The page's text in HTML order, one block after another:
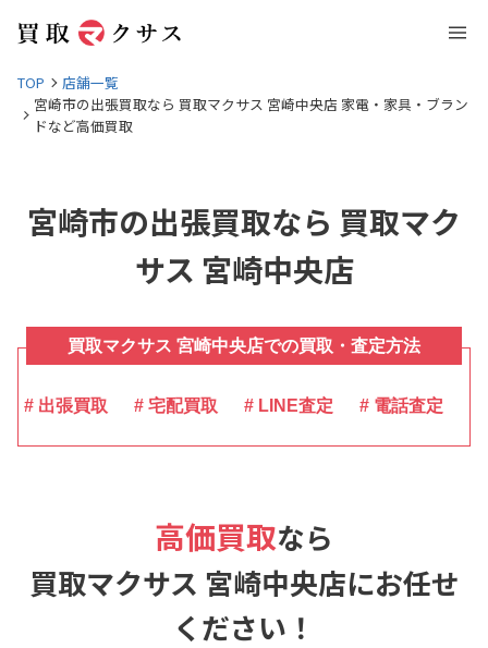
TOP
店舗一覧
宮崎市の出張買取なら 買取マクサス 宮崎中央店 家電・家具・ブラン
ドなど高価買取
宮崎市の出張買取なら 買取マク
サス 宮崎中央店
買取マクサス 宮崎中央店での買取・査定方法
# 出張買取 # 宅配買取 # LINE査定 # 電話査定
高価買取なら
買取マクサス 宮崎中央店にお任せ
ください！